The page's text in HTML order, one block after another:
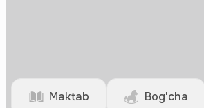
Maktab Bog'cha